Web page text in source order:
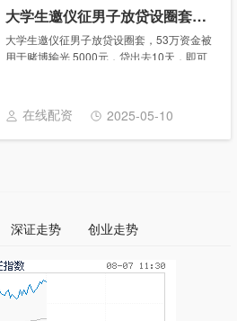
大学生邀仪征男子放贷设圈套，53万资金被用于赌博输光
大学生邀仪征男子放贷设圈套，53万资金被
用于赌博输光 5000元，贷出去10天，即可
贷的小展是一名大学生，于是，他提供......
在线配资 2025-05-10
深证走势 创业走势